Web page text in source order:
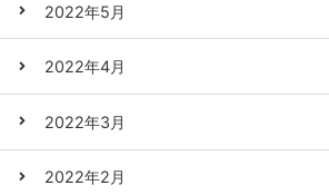
2022年5月
2022年4月
2022年3月
2022年2月